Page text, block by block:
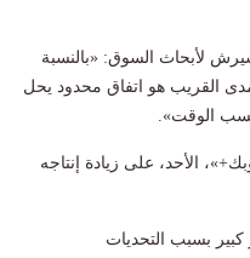
لأبحاث السوق: «بالنسبة
القريب هو اتفاق محدود يحل
الوقت».
الأحد، على زيادة إنتاجه
كبير بسبب التحديات